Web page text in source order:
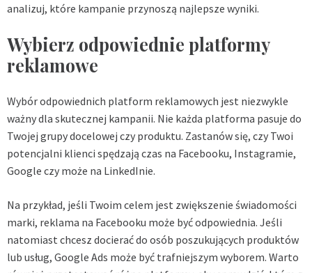
analizuj, które kampanie przynoszą najlepsze wyniki.
Wybierz odpowiednie platformy
reklamowe
Wybór odpowiednich platform reklamowych jest niezwykle
ważny dla skutecznej kampanii. Nie każda platforma pasuje do
Twojej grupy docelowej czy produktu. Zastanów się, czy Twoi
potencjalni klienci spędzają czas na Facebooku, Instagramie,
Google czy może na LinkedInie.
Na przykład, jeśli Twoim celem jest zwiększenie świadomości
marki, reklama na Facebooku może być odpowiednia. Jeśli
natomiast chcesz docierać do osób poszukujących produktów
lub usług, Google Ads może być trafniejszym wyborem. Warto